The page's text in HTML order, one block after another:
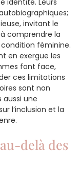
invitant le
comprendre la
féminine.
en exergue les
font face,
ces limitations
sont non
une
l’inclusion et la
delà des